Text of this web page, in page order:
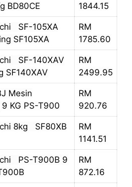
BD80CE
1844.15
SF-105XA
SF105XA
RM
1785.60
SF-140XAV
SF140XAV
RM
2499.95
Mesin
KG PS-T900
RM
920.76
8kg SF80XB
RM
1141.51
PS-T900B 9
RM
872.16